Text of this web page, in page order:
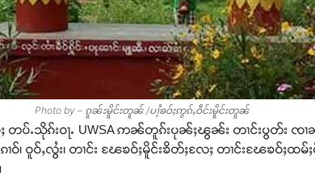
Photo by – ၵူၼ်းမိူင်းတူၼ် /ပၢႆ့ၶဝ်ႈဢွၵ်ႇဝဵင်းမိူင်းတူၼ်
မ်ႈ တပ်ႉသိုၵ်းဝႃႉ UWSA ဢၼ်တူၵ်းပုၼ်ႈၽွၼ်း တၢင်းပွတ်
ႇၵၢဝ်၊ ဝူဝ်ႇလွႆး၊ တၢင်း ၽႄၶဝ်ႈမိူင်းၶိတ်ႈလႄႈ တၢင်းၽႄၶဝ်ႈ